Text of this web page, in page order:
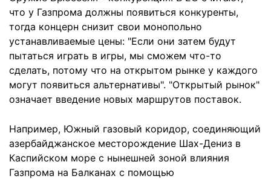
что у Газпрома должны появиться конкуренты,
тогда концерн снизит свои монопольно
устанавливаемые цены: "Если они затем будут
пытаться играть в игры, мы сможем что-то
сделать, потому что на открытом рынке у каждого
могут появиться альтернативы". "Открытый рынок"
означает введение новых маршрутов поставок.
Например, Южный газовый коридор, соединяющий
азербайджанское месторождение Шах-Дениз в
Каспийском море с нынешней зоной влияния
Газпрома на Балканах с помощью